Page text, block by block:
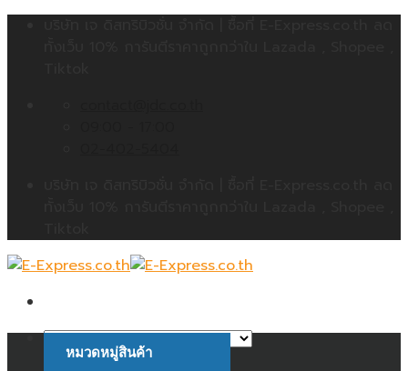
ค้นหา:หมวดหมู่สินค้า